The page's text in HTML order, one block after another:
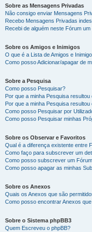
Sobre as Mensagens Privadas
Não consigo enviar Mensagens
Recebo Mensagens Privadas
Recebi de alguém neste Fórum
Sobre os Amigos e Inimigos
O que é a Lista de Amigos e
Como posso Adicionar/apagar de
Sobre a Pesquisa
Como posso Pesquisar?
Por que a minha Pesquisa
Por que a minha Pesquisa
Como posso Pesquisar por
Como posso Pesquisar minhas
Sobre os Observar e Favoritos
Qual é a diferença existente entre
Como faço para subscrever um
Como posso subscrever um
Como posso apagar as minhas
Sobre os Anexos
Quais os Anexos que são
Como posso encontrar Anexos
Sobre o Sistema phpBB3
Quem Escreveu o phpBB?